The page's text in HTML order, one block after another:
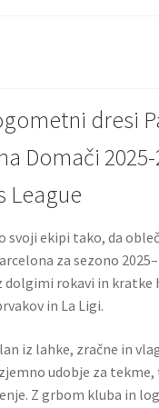
dresi
Domači 2025-
League
svoji ekipi tako, da
za sezono
dolgimi rokavi in ​​kratke
in La Ligi.
iz lahke, zračne in
udobje za
Z grbom kluba in